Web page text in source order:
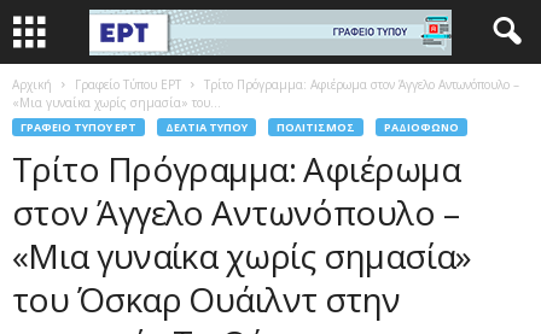
Αρχική Γραφείο Τύπου ΕΡΤ
Τρίτο Πρόγραμμα: Αφιέρωμα στον Άγγελο Αντωνόπουλο –
«Μια γυναίκα χωρίς σημασία» του...
ΓΡΑΦΕΊΟ ΤΎΠΟΥ ΕΡΤ ΔΕΛΤΊΑ ΤΎΠΟΥ ΠΟΛΙΤΙΣΜΌΣ ΡΑΔΙΌΦΩΝΟ
Τρίτο Πρόγραμμα: Αφιέρωμα
στον Άγγελο Αντωνόπουλο –
«Μια γυναίκα χωρίς σημασία»
του Όσκαρ Ουάιλντ στην